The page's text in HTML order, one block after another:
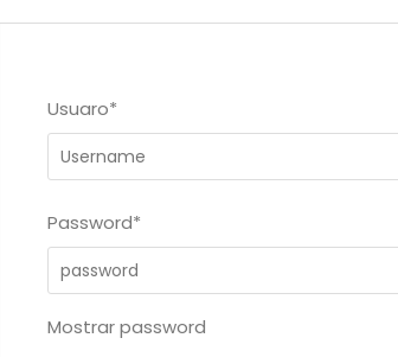
Usuaro*
Password*
Mostrar password